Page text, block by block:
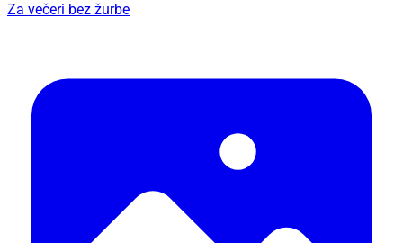
Za večeri bez žurbe